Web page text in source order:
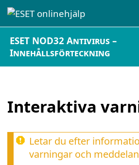
ESET NOD32 Antivirus –
Innehållsförteckning
Interaktiva
Letar du efter
varningar och